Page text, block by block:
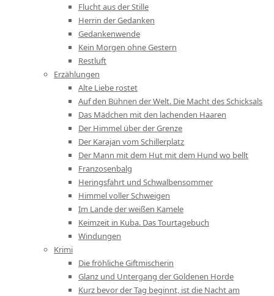
Flucht aus der Stille
Herrin der Gedanken
Gedankenwende
Kein Morgen ohne Gestern
Restluft
Erzählungen
Alte Liebe rostet
Auf den Bühnen der Welt. Die Macht des Schicksals
Das Mädchen mit den lachenden Haaren
Der Himmel über der Grenze
Der Karajan vom Schillerplatz
Der Mann mit dem Hut mit dem Hund wo bellt
Franzosenbalg
Heringsfahrt und Schwalbensommer
Himmel voller Schweigen
Im Lande der weißen Kamele
Keimzeit in Kuba. Das Tourtagebuch
Windungen
Krimi
Die fröhliche Giftmischerin
Glanz und Untergang der Goldenen Horde
Kurz bevor der Tag beginnt, ist die Nacht am